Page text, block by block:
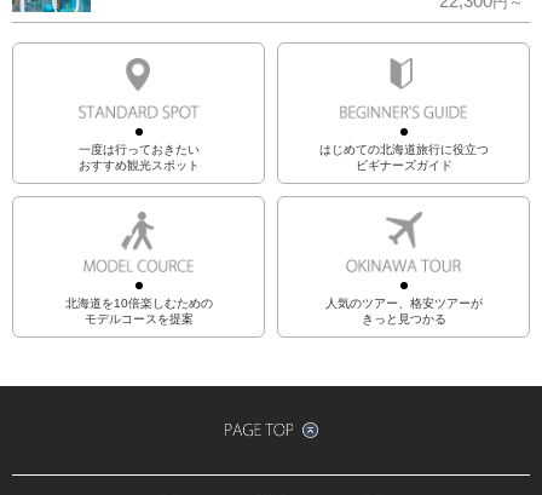
一度は行っておきたい
おすすめ観光スポット
はじめての北海道旅行に役立つ
ビギナーズガイド
北海道を10倍楽しむための
モデルコースを提案
人気のツアー、格安ツアーが
きっと見つかる